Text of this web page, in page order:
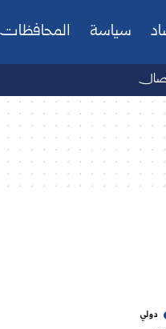
سياسة المحافظات
دولي